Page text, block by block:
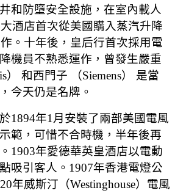
和防墮安全設施，在室內載人
大酒店首次從美國購入蒸汽升降
。十年後，皇后行首次採用電
機員不熟悉運作，曾發生嚴重
） 和西門子 （Siemens） 是當
今天仍是名牌。
1894年1月安裝了兩部美國電風
範，可惜不合時機，半年後再
1903年愛德華英皇酒店以電動
吸引客人。1907年香港電燈公
年威斯汀（Westinghouse）電風